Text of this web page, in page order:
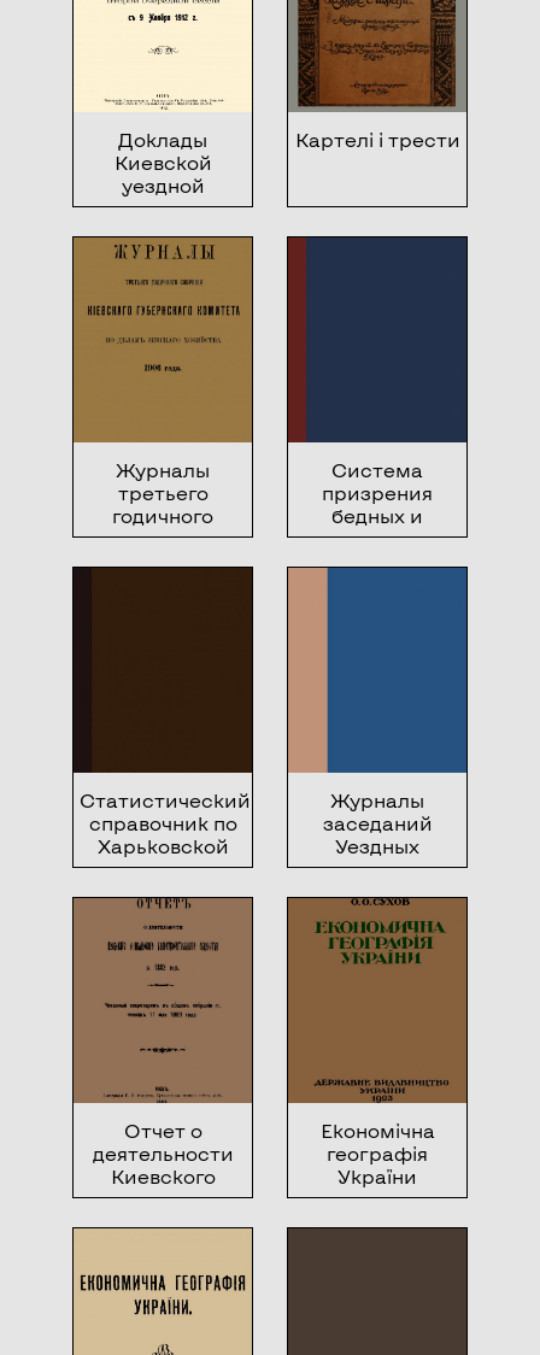
Доклады
Киевской
уездной
земской управы
Киевскому
уездному
земскому
собранию
Второй
очередной
сессии с 9
Картелі і трести
Журналы
третьего
годичного
собрания
Киевского
Система
призрения
бедных и
мероприятия
против
Статистический
справочник по
Харьковской
губернии
Журналы
заседаний
Уездных
Комитетов по
делам земского
Киевской
губернии, 1904
Отчет о
деятельности
Киевского
славянского
благотворительного
Економічна
географія
України